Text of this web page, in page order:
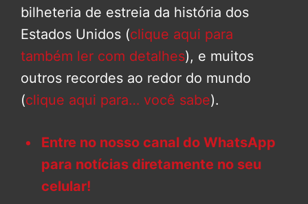
bilheteria de estreia da história dos
Estados Unidos (clique aqui para
também ler com detalhes), e muitos
outros recordes ao redor do mundo
(clique aqui para… você sabe).
Entre no nosso canal do WhatsApp
para notícias diretamente no seu
celular!